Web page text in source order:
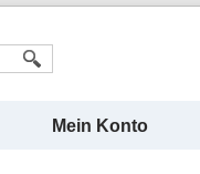
Mein Konto